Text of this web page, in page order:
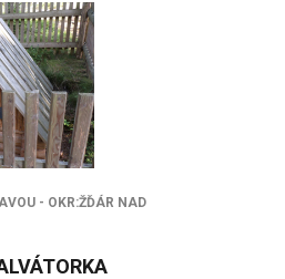
- OKR:ŽĎÁR NAD